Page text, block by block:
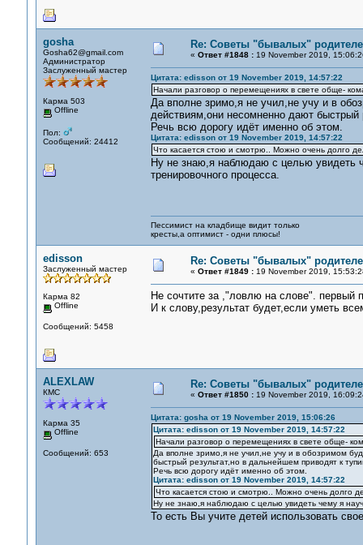
gosha
Gosha62@gmail.com
Администратор
Заслуженный мастер
Карма 503
Offline
Пол:
Сообщений: 24412
Re: Советы "бывалых"
« Ответ #1848 :19 November 2019,
Цитата: edisson от 19 November 2019, 14:57:22
Начали разговор о перемещениях в свете обще-
Да вполне зримо,я не учил,не учу и в
действиям,они несомненно дают быстрый
Речь всю дорогу идёт именно об этом.
Цитата: edisson от 19 November 2019, 14:57:22
Что касается стою и смотрю.. Можно очень долго
Ну не знаю,я наблюдаю с целью увидеть
тренировочного процесса.
Пессимист на кладбище видит только
кресты,а оптимист - одни плюсы!
edisson
Заслуженный мастер
Карма 82
Offline
Сообщений: 5458
Re: Советы "бывалых"
« Ответ #1849 :19 November 2019,
Не сочтите за ,"ловлю на слове". первый
И к слову,результат будет,если уметь
ALEXLAW
КМС
Карма 35
Offline
Сообщений: 653
Re: Советы "бывалых"
« Ответ #1850 :19 November 2019,
Цитата: gosha от 19 November 2019, 15:06:26
Цитата: edisson от 19 November 2019, 14:57:22
Начали разговор о перемещениях в свете обще-
Да вполне зримо,я не учил,не учу и в обозримом
быстрый результат,но в дальнейшем приводят к
Речь всю дорогу идёт именно об этом.
Цитата: edisson от 19 November 2019, 14:57:22
Что касается стою и смотрю.. Можно очень долго
Ну не знаю,я наблюдаю с целью увидеть чему я
То есть Вы учите детей использовать